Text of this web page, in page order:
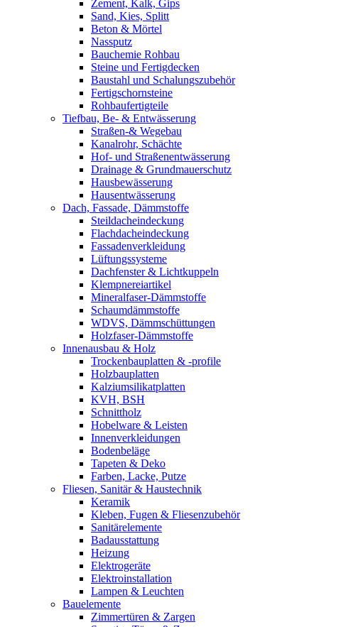
Zement, Kalk, Gips
Sand, Kies, Splitt
Beton & Mörtel
Nassputz
Bauchemie Rohbau
Steine und Fertigdecken
Baustahl und Schalungszubehör
Fertigschornsteine
Rohbaufertigteile
Tiefbau, Be- & Entwässerung
Straßen-& Wegebau
Kanalrohr, Schächte
Hof- und Straßenentwässerung
Drainage & Grundmauerschutz
Hausbewässerung
Hausentwässerung
Dach, Fassade, Dämmstoffe
Steildacheindeckung
Flachdacheindeckung
Fassadenverkleidung
Lüftungssysteme
Dachfenster & Lichtkuppeln
Klempnereiartikel
Mineralfaser-Dämmstoffe
Schaumdämmstoffe
WDVS, Dämmschüttungen
Holzfaser-Dämmstoffe
Innenausbau & Holz
Trockenbauplatten & -profile
Holzbauplatten
Kalziumsilikatplatten
KVH, BSH
Schnittholz
Hobelware & Leisten
Innenverkleidungen
Bodenbeläge
Tapeten & Deko
Farben, Lacke, Putze
Fliesen, Sanitär & Haustechnik
Keramik
Kleben, Fugen & Fliesenzubehör
Sanitärelemente
Badausstattung
Heizung
Elektrogeräte
Elektroinstallation
Lampen & Leuchten
Bauelemente
Zimmertüren & Zargen